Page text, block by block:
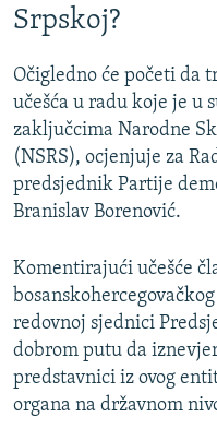
Srpskoj?
Očigledno će početi da
učešća u radu koje je u
zaključcima Narodne
(NSRS), ocjenjuje za
predsjednik Partije
Branislav Borenović.
Komentirajući učešće
redovnoj sjednici
dobrom putu da
predstavnici iz ovog
organa na državnom